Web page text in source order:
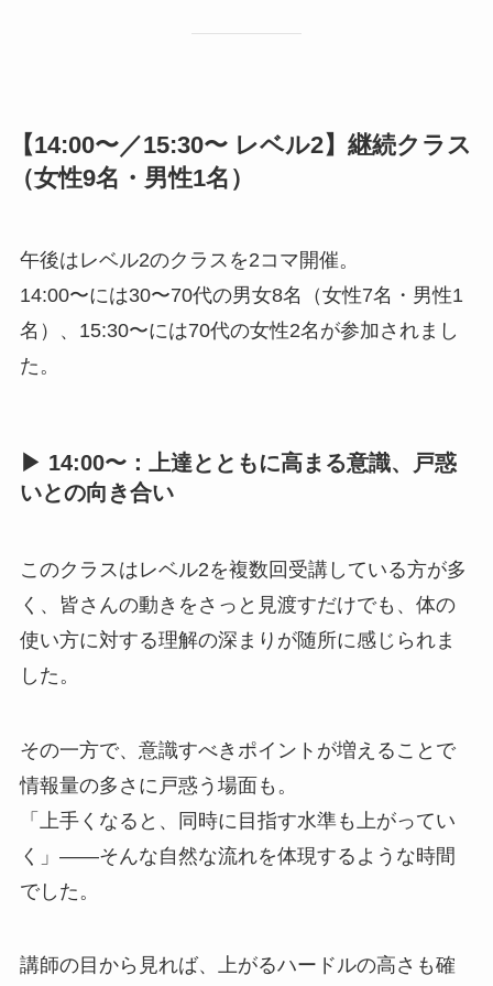
【14:00〜／15:30〜 レベル2】継続クラス
（女性9名・男性1名）
午後はレベル2のクラスを2コマ開催。
14:00〜には30〜70代の男女8名（女性7名・男性1
名）、15:30〜には70代の女性2名が参加されまし
た。
▶︎ 14:00〜：上達とともに高まる意識、戸惑
いとの向き合い
このクラスはレベル2を複数回受講している方が多
く、皆さんの動きをさっと見渡すだけでも、体の
使い方に対する理解の深まりが随所に感じられま
した。
その一方で、意識すべきポイントが増えることで
情報量の多さに戸惑う場面も。
「上手くなると、同時に目指す水準も上がってい
く」——そんな自然な流れを体現するような時間
でした。
講師の目から見れば、上がるハードルの高さも確